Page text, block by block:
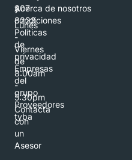
307
8223
Lunes
-
Viernes
de
8:00am
-
5:30pm
Contacta
con
un
Asesor
y
condiciones
Políticas
de
privacidad
Empresas
del
grupo
Proveedores
tyba
Acerca de nosotros